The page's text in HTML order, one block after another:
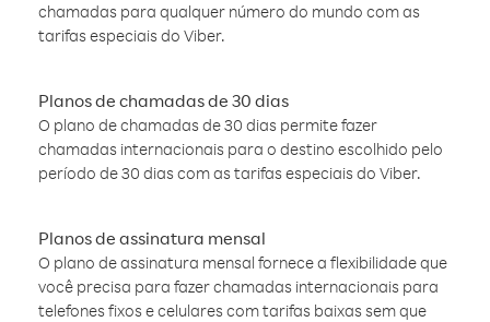
chamadas para qualquer número do mundo com as
tarifas especiais do Viber.
Planos de chamadas de 30 dias
O plano de chamadas de 30 dias permite fazer
chamadas internacionais para o destino escolhido pelo
período de 30 dias com as tarifas especiais do Viber.
Planos de assinatura mensal
O plano de assinatura mensal fornece a flexibilidade que
você precisa para fazer chamadas internacionais para
telefones fixos e celulares com tarifas baixas sem que